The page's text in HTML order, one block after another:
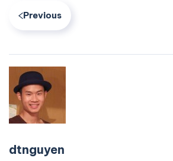
Previous
dtnguyen